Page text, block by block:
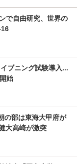
で自由研究、世界の
ブニング試験導入...
始
の部は東海大甲府が
大高崎が激突